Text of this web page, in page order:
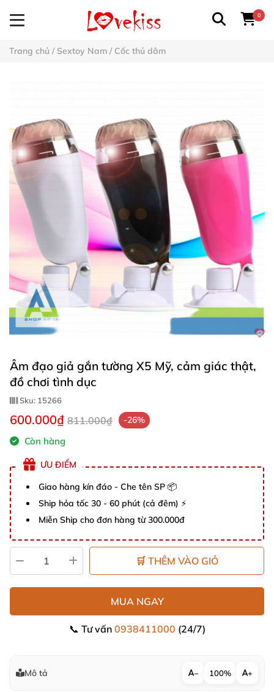
0
Trang chủ / Sextoy Nam / Cốc thủ dâm
Âm đạo giả gắn tường X5 Mỹ, cảm giác thật,
đồ chơi tình dục
Sku: 15266
600.000₫ 811.000₫ -26%
Còn hàng
ƯU ĐIỂM
Giao hàng kín đáo - Che tên SP 📦
Ship hỏa tốc 30 - 60 phút (cả đêm) ⚡
Miễn Ship cho đơn hàng từ 300.000đ
🛒 THÊM VÀO GIỎ
MUA NGAY
📞 Tư vấn 0938411000 (24/7)
Mô tả − 100% +